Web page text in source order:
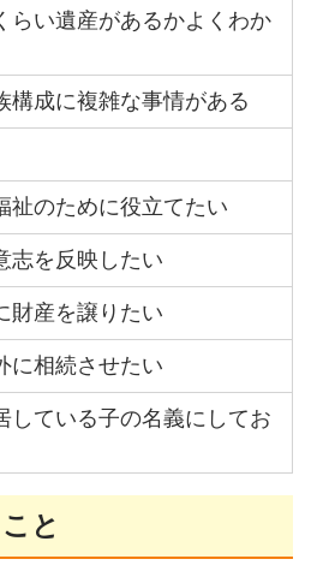
い遺産があるかよくわか
成に複雑な事情がある
のために役立てたい
を反映したい
産を譲りたい
相続させたい
ている子の名義にしてお
と